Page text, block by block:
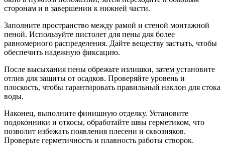
сторонам и в завершении к нижней части.
Заполните пространство между рамой и стеной монтажной
пеной. Используйте пистолет для пены для более
равномерного распределения. Дайте веществу застыть, чтобы
обеспечить надежную фиксацию.
После высыхания пены обрежьте излишки, затем установите
отлив для защиты от осадков. Проверяйте уровень и
плоскость, чтобы гарантировать правильный наклон для стока
воды.
Наконец, выполните финишную отделку. Установите
подоконники и откосы, обработайте швы герметиком, что
позволит избежать появления плесени и сквозняков.
Проверьте герметичность и плавность работы створок.